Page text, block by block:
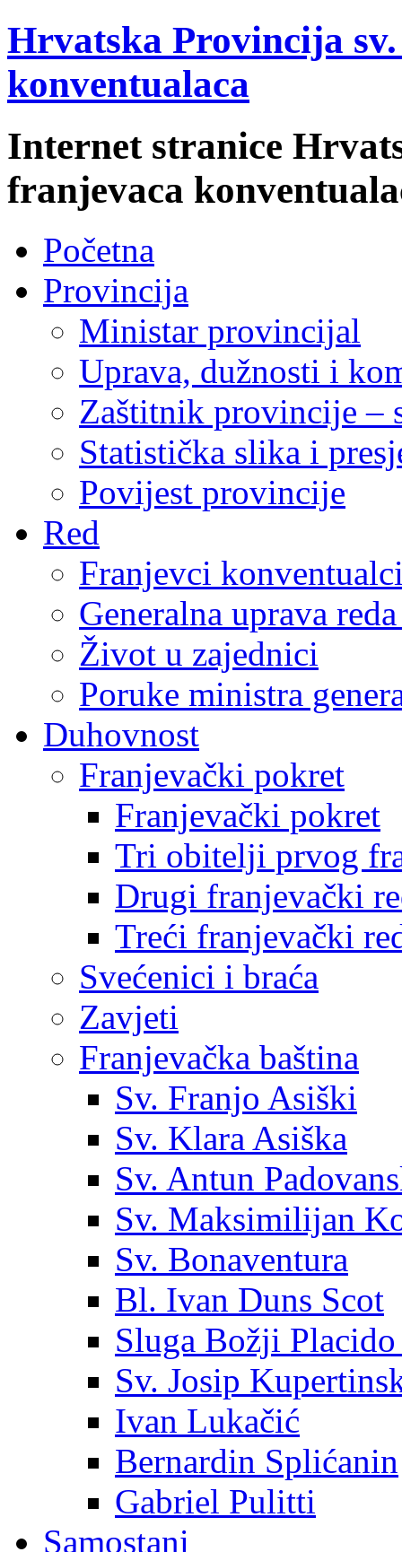
Hrvatska Provincija
konventualaca
Internet stranice
franjevaca
Početna
Provincija
Ministar provincijal
Uprava, dužnosti i
Zaštitnik provincije –
Statistička slika i
Povijest provincije
Red
Franjevci
Generalna uprava
Život u zajednici
Poruke ministra
Duhovnost
Franjevački pokret
Franjevački pokret
Tri obitelji prvog
Drugi franjevački
Treći franjevački
Svećenici i braća
Zavjeti
Franjevačka baština
Sv. Franjo Asiški
Sv. Klara Asiška
Sv. Antun
Sv. Maksimilijan
Sv. Bonaventura
Bl. Ivan Duns Scot
Sluga Božji Placido
Sv. Josip
Ivan Lukačić
Bernardin Splićanin
Gabriel Pulitti
Samostani